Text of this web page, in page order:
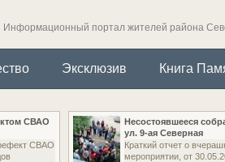
Информационный портал жителей района
Эксклюзив Книга
СВАО
СВАО
Несостоявшееся
ул. 9-ая Северная
Краткий отчет о
мероприятии, от